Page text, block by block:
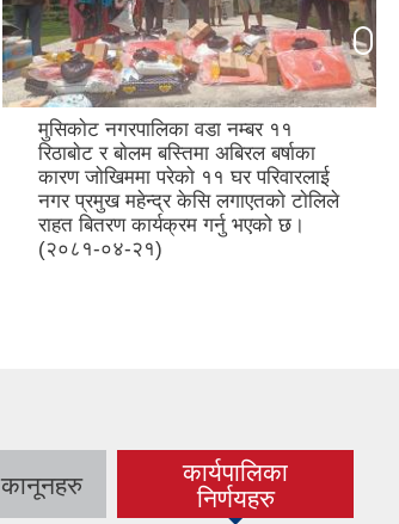
मुसिकाेट नगरपालिकाकाे नगर
कार्यपालिकाकाे ३४ औँ बैठक
नगरपालिकाकाे सभा हलमा सुरु भएको छ।
(२०८१-०२-१३)
कानूनहरु
कार्यपालिका
निर्णयहरु
(active tab)